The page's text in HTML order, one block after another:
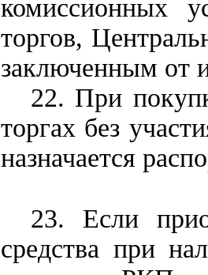
комиссионных
торгов,
заключенным от
22. При
торгах без
назначается
23. Если
средства при